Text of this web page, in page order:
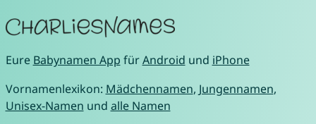
Eure Babynamen App fürAndroid und iPhone
Vornamenlexikon: Mädchennamen, Jungennamen,
Unisex-Namen und alle Namen